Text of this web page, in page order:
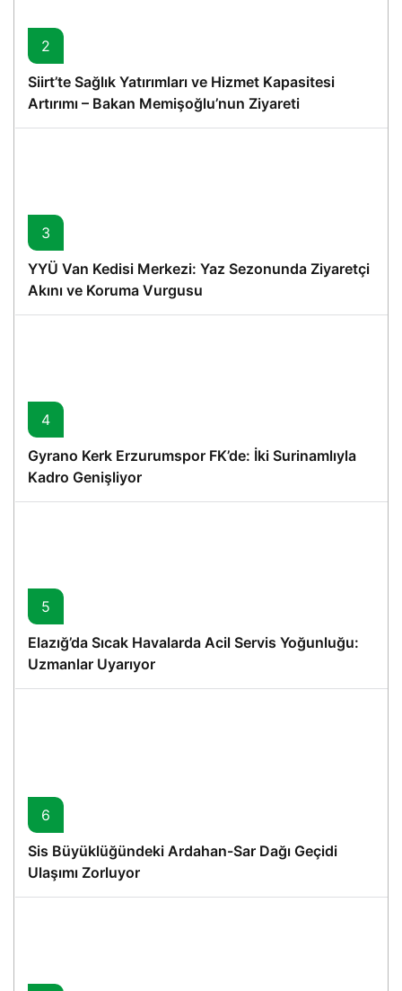
2
Siirt’te Sağlık Yatırımları ve Hizmet Kapasitesi
Artırımı – Bakan Memişoğlu’nun Ziyareti
3
YYÜ Van Kedisi Merkezi: Yaz Sezonunda Ziyaretçi
Akını ve Koruma Vurgusu
4
Gyrano Kerk Erzurumspor FK’de: İki Surinamlıyla
Kadro Genişliyor
5
Elazığ’da Sıcak Havalarda Acil Servis Yoğunluğu:
Uzmanlar Uyarıyor
6
Sis Büyüklüğündeki Ardahan-Sar Dağı Geçidi
Ulaşımı Zorluyor